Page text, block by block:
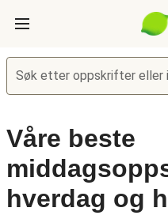
Søk etter oppskrifter eller
Våre beste
hverdag og